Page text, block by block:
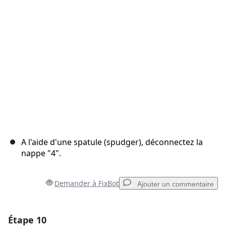
A l'aide d'une spatule (spudger), déconnectez la
nappe "4".
Demander à FixBot Ajouter un commentaire
Étape 10